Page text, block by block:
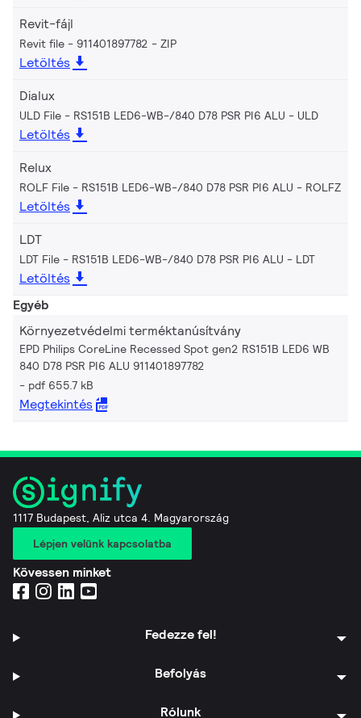
Revit-fájl
Revit file - 911401897782 ZIP
Letöltés
Dialux
ULD File - RS151B LED6-WB-/840 D78 PSR PI6 ALU ULD
Letöltés
Relux
ROLF File - RS151B LED6-WB-/840 D78 PSR PI6 ALU ROLFZ
Letöltés
LDT
LDT File - RS151B LED6-WB-/840 D78 PSR PI6 ALU LDT
Letöltés
Egyéb
Környezetvédelmi terméktanúsítvány
EPD Philips CoreLine Recessed Spot gen2 RS151B LED6 WB
840 D78 PSR PI6 ALU 911401897782
pdf 655.7 kB
Megtekintés
1117 Budapest, Aliz utca 4. Magyarország
Lépjen velünk kapcsolatba
Kövessen minket
Fedezze fel!
Befolyás
Rólunk